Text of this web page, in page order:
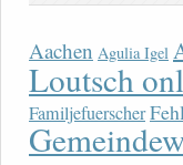
Aachen Agulia Igel
Loutsch
Familjefuerscher